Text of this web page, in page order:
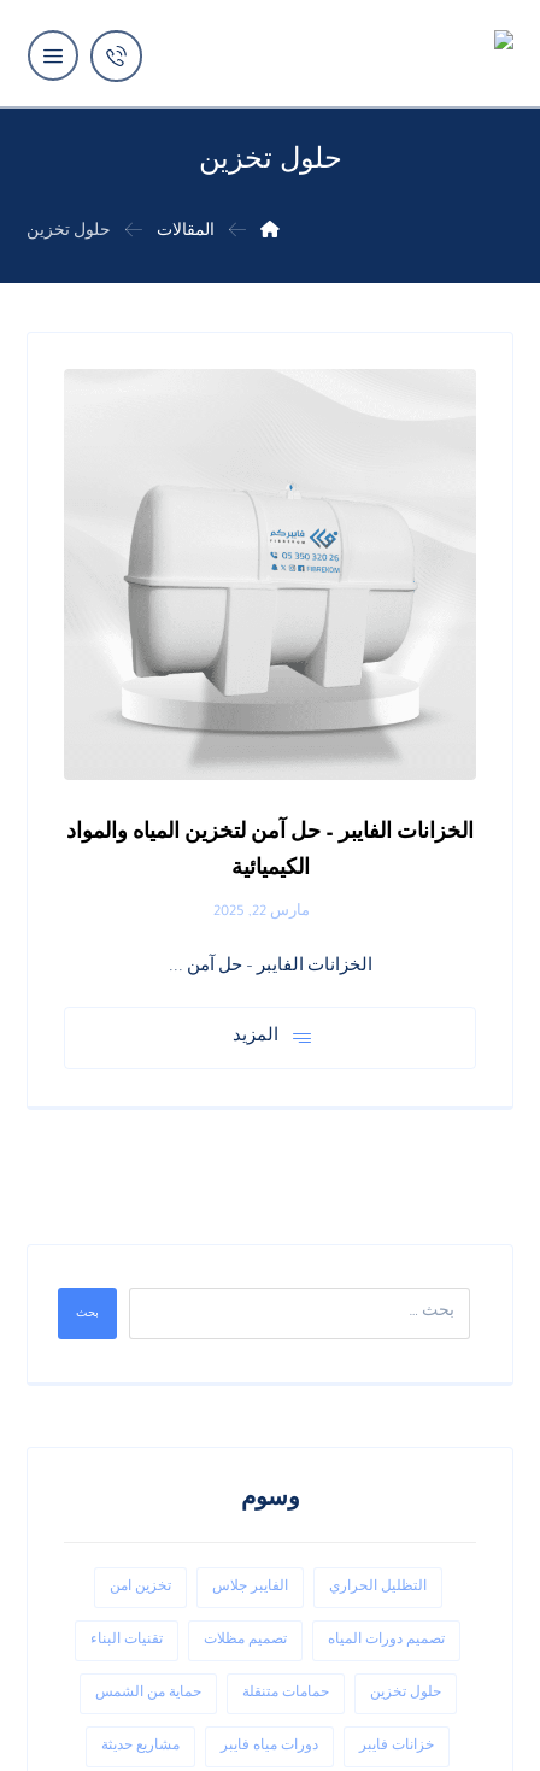
حلول تخزين
المقالات حلول تخزين
الخزانات الفايبر – حل آمن لتخزين المياه والمواد
الكيميائية
مارس 22, 2025
الخزانات الفايبر – حل آمن ...
المزيد
بحث
وسوم
التظليل الحراري الفايبر جلاس تخزين امن
تصميم دورات المياه تصميم مظلات تقنيات البناء
حلول تخزين حمامات متنقلة حماية من الشمس
خزانات فايبر دورات مياه فايبر مشاريع حديثة